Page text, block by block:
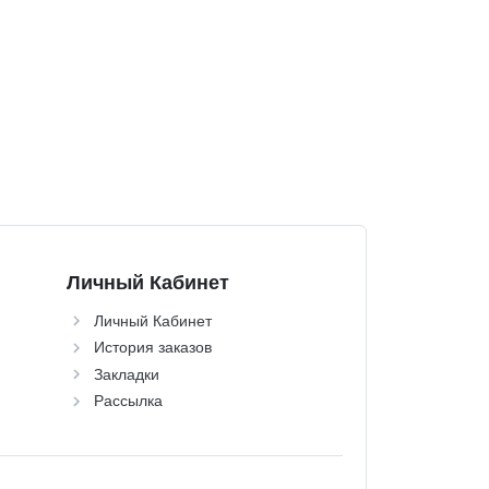
Личный Кабинет
Личный Кабинет
История заказов
Закладки
Рассылка